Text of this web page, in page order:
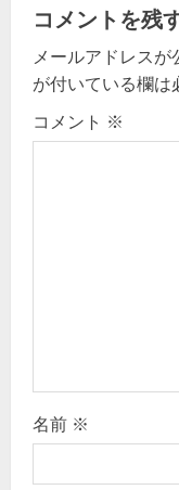
i
g
a
コメントを残
メールアドレスが
が付いている欄は
コメント ※
名前 ※